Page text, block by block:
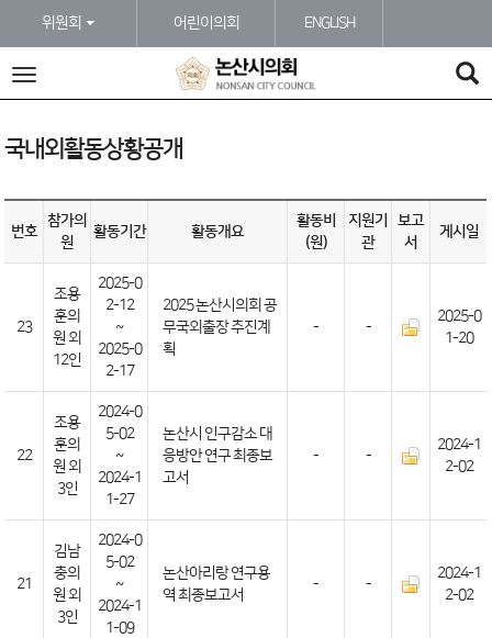
위원회
어린이의회 ENGLISH
전
국내외활동상황공개
번호
참가의
원
활동기간 활동개요
활동비
(원)
지원기
관
보고
서
게시일
23
조용
훈의
원 외
12인
2025-0
2-12
~
2025-0
2-17
2025 논산시의회 공
무국외출장 추진계
획
- -
2025-0
1-20
22
조용
훈의
원 외
3인
2024-0
5-02
~
2024-1
1-27
논산시 인구감소 대
응방안 연구 최종보
고서
- -
2024-1
2-02
21
김남
충의
원 외
3인
2024-0
5-02
~
2024-1
1-09
논산아리랑 연구용
역 최종보고서
- -
2024-1
2-02